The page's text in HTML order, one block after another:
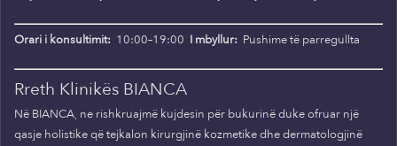
Orari i konsultimit: 10:00–19:00 I mbyllur: Pushime të parregullta
Rreth Klinikës BIANCA
Në BIANCA, ne rishkruajmë kujdesin për bukurinë duke ofruar një
qasje holistike që tejkalon kirurgjinë kozmetike dhe dermatologjinë